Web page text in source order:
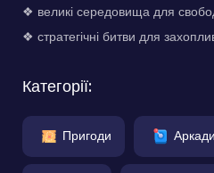
❖ великі середовища для
❖ стратегічні битви для
Категорії:
Пригоди Аркади